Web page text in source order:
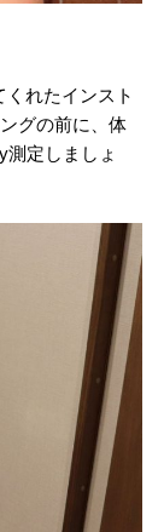
くれたインスト
グの前に、体
定しましょ